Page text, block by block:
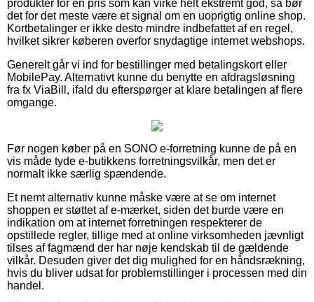
produkter for en pris som kan virke helt ekstremt god, så bør
det for det meste være et signal om en uoprigtig online shop.
Kortbetalinger er ikke desto mindre indbefattet af en regel,
hvilket sikrer køberen overfor snydagtige internet webshops.
Generelt går vi ind for bestillinger med betalingskort eller
MobilePay. Alternativt kunne du benytte en afdragsløsning
fra fx ViaBill, ifald du efterspørger at klare betalingen af flere
omgange.
Før nogen køber på en SONO e-forretning kunne de på en
vis måde tyde e-butikkens forretningsvilkår, men det er
normalt ikke særlig spændende.
Et nemt alternativ kunne måske være at se om internet
shoppen er støttet af e-mærket, siden det burde være en
indikation om at internet forretningen respekterer de
opstillede regler, tillige med at online virksomheden jævnligt
tilses af fagmænd der har nøje kendskab til de gældende
vilkår. Desuden giver det dig mulighed for en håndsrækning,
hvis du bliver udsat for problemstillinger i processen med din
handel.